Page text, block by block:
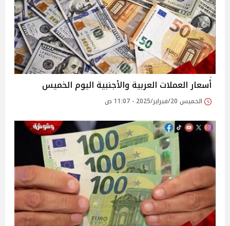
أسعار العملات العربية والأجنبية اليوم الخميس
الخميس 20/فبراير/2025 - 11:07 ص